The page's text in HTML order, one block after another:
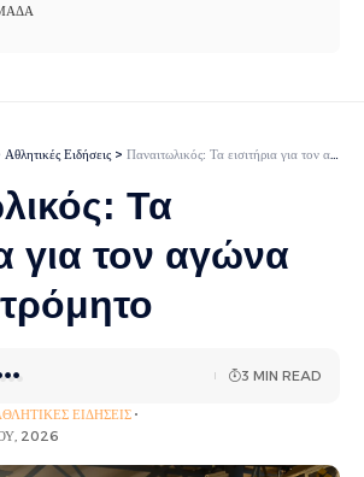
Αθλητικές Ειδήσεις > Παναιτωλικός: Τα εισιτήρια για τον αγώνα με τον Ατρόμητο
Τα
για τον αγώνα
ΕΙΔΉΣΕΙΣ
2026
3 MIN READ